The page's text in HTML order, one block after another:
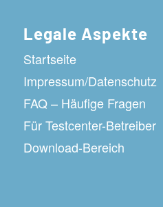
Legale Aspekte
Startseite
Impressum/Datenschutz
FAQ – Häufige Fragen
Für Testcenter-Betreiber
Download-Bereich